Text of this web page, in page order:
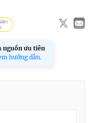
nguồn ưu tiên
hướng dẫn.